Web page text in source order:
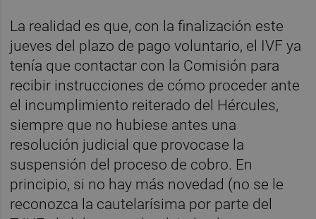
La realidad es que, con la finalización este
jueves del plazo de pago voluntario, el IVF ya
tenía que contactar con la Comisión para
recibir instrucciones de cómo proceder ante
el incumplimiento reiterado del Hércules,
siempre que no hubiese antes una
resolución judicial que provocase la
suspensión del proceso de cobro. En
principio, si no hay más novedad (no se le
reconozca la cautelarísima por parte del